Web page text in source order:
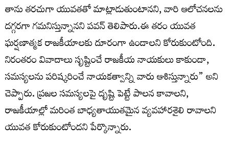
తాను తరచుగా యువతతో మాట్లాడుతుంటానని, వారి ఆలోచనలను
దగ్గరగా గమనిస్తున్నానని పవన్ తెలిపారు.ఈ తరం యువత
ఘర్షణాత్మక రాజకీయాలకు దూరంగా ఉండాలని కోరుకుంటోంది.
నిరంతరం వివాదాలు సృష్టించే రాజకీయ నాయకులు కాకుండా,
సమస్యలను పరిష్కరించే నాయకత్వాన్ని వారు ఆశిస్తున్నారు” అని
చెప్పారు. ప్రజల సమస్యలపై దృష్టి పెట్టే పాలన కావాలని,
రాజకీయాల్లో మరింత బాధ్యతాయుతమైన వ్యవహారశైలి రావాలని
యువత కోరుకుంటోందని పేర్కొన్నారు.